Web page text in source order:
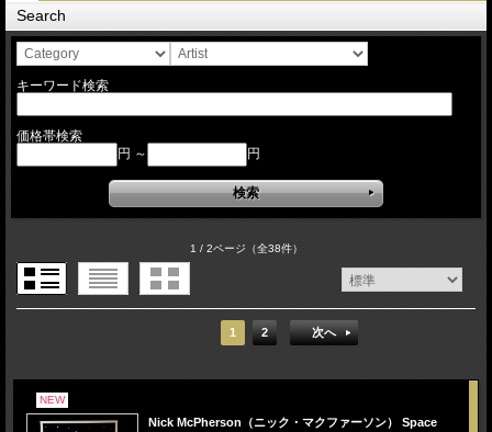
Search
キーワード検索
価格帯検索
円 ～
円
1 / 2ページ（全38件）
1 2 次へ
NEW
Nick McPherson（ニック・マクファーソン） Space